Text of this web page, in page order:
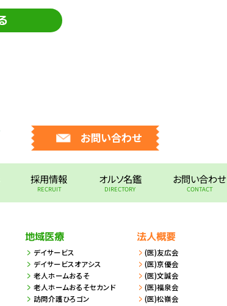
採用情報
RECRUIT
オルソ名鑑
DIRECTORY
お問い合わせ
CONTACT
地域医療
デイサービス
デイサービスオアシス
老人ホームおるそ
老人ホームおるそセカンド
訪問介護ひろゴン
法人概要
(医)友広会
(医)京優会
(医)文誠会
(医)福泉会
(医)松嶺会
お問い合わせ